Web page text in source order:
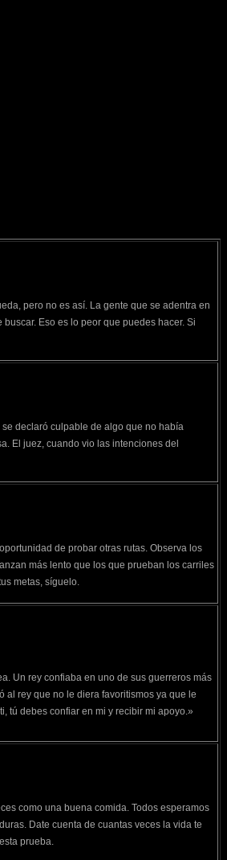
pero no es así. La gente que se adentra en
Eso es lo peor que puedes hacer. Si
declaró culpable de algo que no había
El juez, cuando vio las intenciones del
de probar otras rutas. Observa los
más lento que los que prueban los carriles
metas, síguelo.
Un rey confiaba en uno de sus guerreros más
al rey que no le diera favoritismos ya que le
tú debes confiar en mi y recibir mi apoyo.»
como una buena comida. Todos esperamos
Date cuenta de cuantas veces la vida te
prueba.